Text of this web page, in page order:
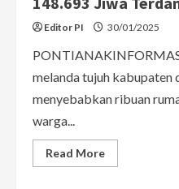
Editor PI 30/01/2025
melanda tujuh kabupaten
menyebabkan ribuan
warga...
Read MoreRead
more